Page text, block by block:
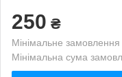
250 ₴
Мінімальне
Мінімальна сума